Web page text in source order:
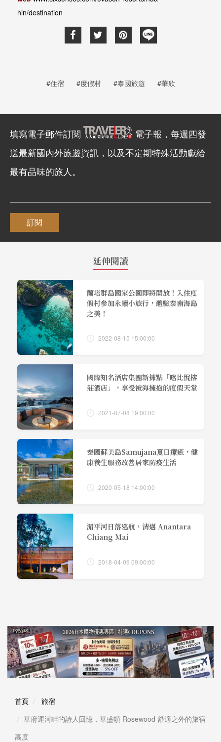
hin/destination
#住宿 #度假村 #泰國旅遊 #華欣
填寫電子郵件訂閱
電子報，每週四發
送最新國內外旅遊資訊，以及不定期特殊活動獻給
最有品味的旅人。
訂閱
延伸閱讀
蘭塔群島國家公園即將開放！入住度
假村參加永續小旅行，體驗泰南海島
之美！
2022-08-15 15:00:00
國際知名酒店集團新據點「喀比悅榕
莊酒店」，享受被海擁抱的度假天堂
2021-07-08 19:00:00
泰國蘇美島Samujana夏日療癒，健
康養生服務改善居家防疫生活
2020-05-18 14:00:00
湄平河日落巡航，清邁 Anantara
Chiang Mai
2018-04-09 09:00:00
首頁
旅宿
華府運河畔的詩人回憶，華盛頓 Rosewood 舒適之外的旅宿
高度